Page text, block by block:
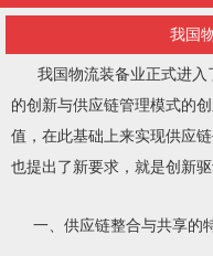
我国
我国物流装备业正式进入
的创新与供应链管理模式的
值，在此基础上来实现供应
也提出了新要求，就是创新驱
一、供应链整合与共享的